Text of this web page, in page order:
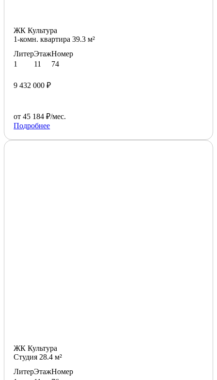
ЖК Культура
1-комн. квартира 39.3 м²
Литер
1
Этаж
11
Номер
74
9 432 000 ₽
от 45 184 ₽/мес.
Подробнее
ЖК Культура
Студия 28.4 м²
ЛитерЭтажНомер